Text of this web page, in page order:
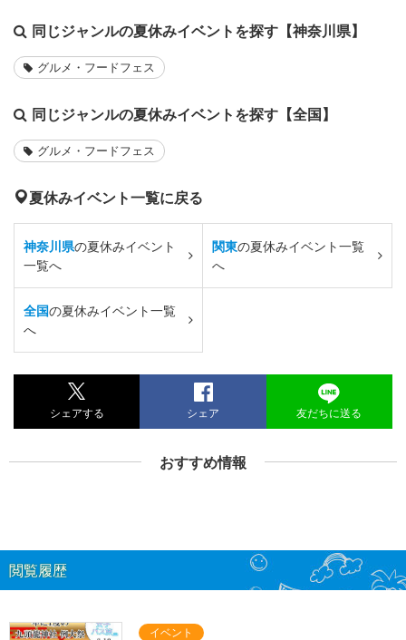
同じジャンルの夏休みイベントを探す【神奈川県】
グルメ・フードフェス
同じジャンルの夏休みイベントを探す【全国】
グルメ・フードフェス
夏休みイベント一覧に戻る
神奈川県の夏休みイベント
一覧へ
関東の夏休みイベント一覧
へ
全国の夏休みイベント一覧
へ
シェアする シェア 友だちに送る
おすすめ情報
閲覧履歴